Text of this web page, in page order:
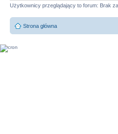
Użytkownicy przeglądający to forum: Brak
Strona główna